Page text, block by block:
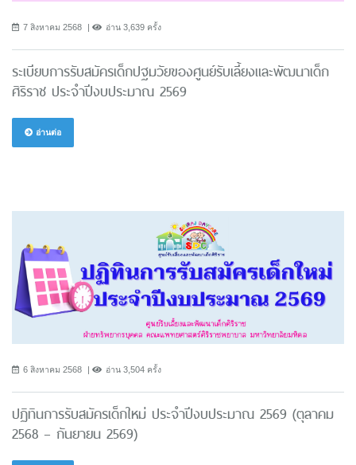
7 สิงหาคม 2568 อ่าน 3,639 ครั้ง
ระเบียบการรับสมัครเด็กปฐมวัยของศูนย์รับเลี้ยงและพัฒนาเด็ก
ศิริราช ประจำปีงบประมาณ 2569
อ่านต่อ
6 สิงหาคม 2568 อ่าน 3,504 ครั้ง
ปฏิทินการรับสมัครเด็กใหม่ ประจำปีงบประมาณ 2569 (ตุลาคม
2568 – กันยายน 2569)